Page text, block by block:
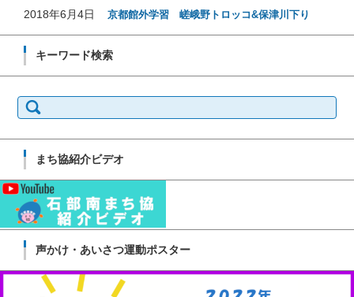
2018年6月4日 京都館外学習 嵯峨野トロッコ&保津川下り
キーワード検索
索:
まち協紹介ビデオ
声かけ・あいさつ運動ポスター